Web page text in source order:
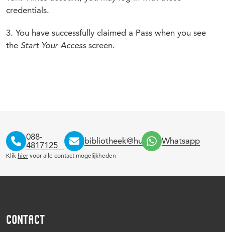
credentials.
3. You have successfully claimed a Pass when you see
the Start Your Access screen.
088-
4817125
bibliotheek@hu.nl Whatsapp
Klik hier voor alle contact mogelijkheden
CONTACT